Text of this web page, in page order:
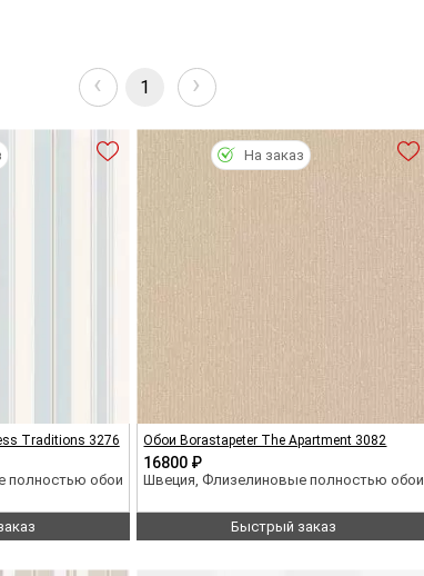
‹ 1 ›
Traditions 3276
полностью обои
Обои Borastapeter The Apartment 3082
16800 ₽
Швеция, Флизелиновые полностью обои
Быстрый заказ
На заказ